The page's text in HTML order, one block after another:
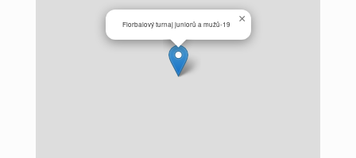
Florbalový turnaj juniorů a mužů-19 ×